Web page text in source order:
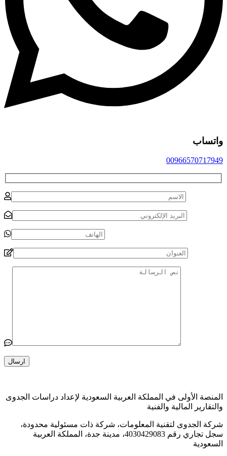
الأولى في المملكة العربية السعودية لإعداد دراسات الجدوى
المالية والفنية
الجدوى لتقنية المعلومات، شركة ذات مسئولية محدودة،
سجل تجاري رقم 4030429083، مدينة جدة، المملكة العربية